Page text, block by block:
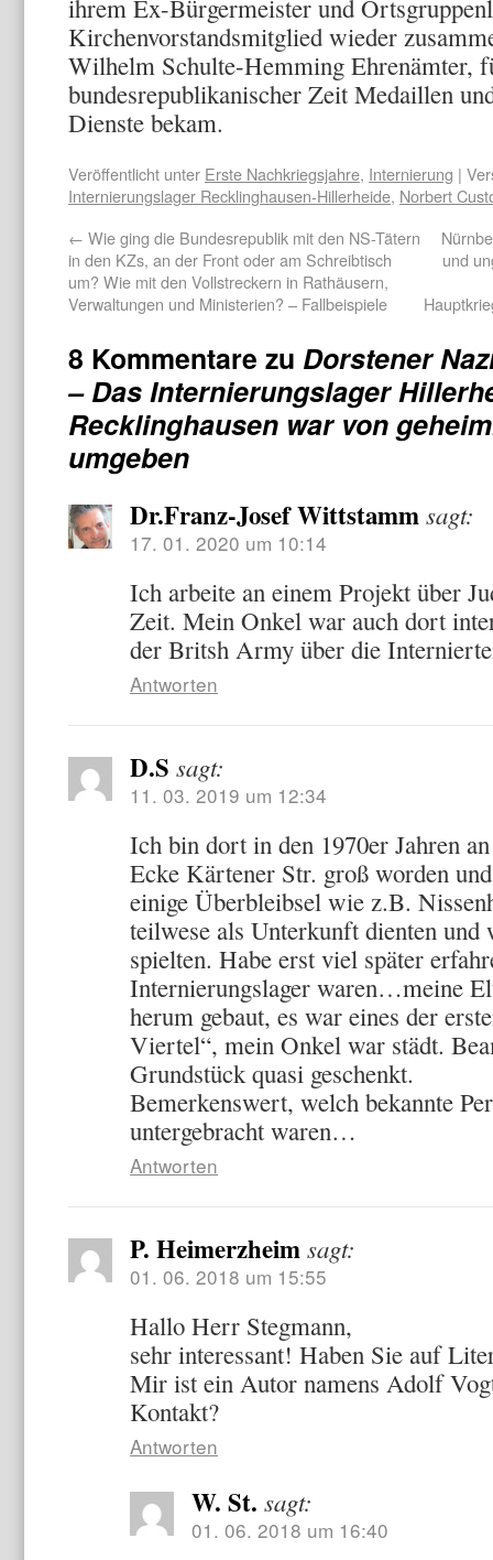
ihrem Ex-Bürgermeister und
Kirchenvorstandsmitglied wieder
Wilhelm Schulte-Hemming Ehrenämter,
bundesrepu­blikanischer Zeit Medaillen
Dienste bekam.
Veröffentlicht unter Erste Nachkriegsjahre, Internierung |
Internierungslager Recklinghausen-Hillerheide, Norbert
← Wie ging die Bundesrepublik mit den NS-Tätern
in den KZs, an der Front oder am Schreibtisch
um? Wie mit den Vollstreckern in Rathäusern,
Verwaltungen und Ministerien? – Fallbeispiele
und
8 Kommentare zu Dorstener
– Das Internierungslager
Recklinghausen war von
umgeben
Dr.Franz-Josef Wittstamm sagt:
17. 01. 2020 um 10:14
Ich arbeite an einem Projekt über
Zeit. Mein Onkel war auch dort
der Britsh Army über die
Antworten
D.S sagt:
11. 03. 2019 um 12:34
Ich bin dort in den 1970er Jahren
Ecke Kärtener Str. groß worden
einige Überbleibsel wie z.B.
teilwese als Unterkunft dienten
spielten. Habe erst viel später
Internierungslager waren…meine
herum gebaut, es war eines der
Viertel“, mein Onkel war städt.
Grundstück quasi geschenkt.
Bemerkenswert, welch bekannte
untergebracht waren…
Antworten
P. Heimerzheim sagt:
01. 06. 2018 um 15:55
Hallo Herr Stegmann,
sehr interessant! Haben Sie auf
Mir ist ein Autor namens Adolf
Kontakt?
Antworten
W. St. sagt:
01. 06. 2018 um 16:40